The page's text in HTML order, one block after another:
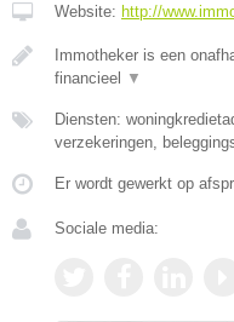
Website: http://
Immotheker is een
financieel
▼
Diensten:
verzekeringen,
Er wordt gewerkt op
Sociale media: